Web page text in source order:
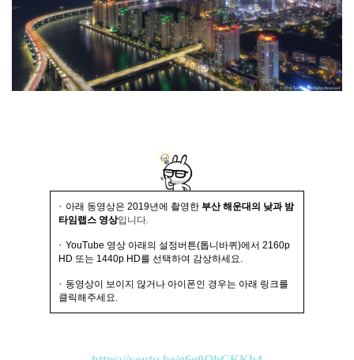
· 아래 동영상은 2019년에 촬영한 부산 해운대의 낮과 밤
타임랩스 영상입니다.
· YouTube 영상 아래의 설정버튼(톱니바퀴)에서 2160p
HD 또는 1440p HD를 선택하여 감상하세요.
· 동영상이 보이지 않거나 아이폰인 경우는 아래 링크를
클릭해주세요.